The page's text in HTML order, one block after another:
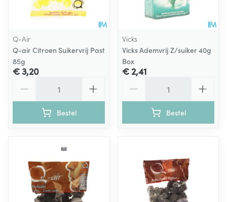
Q-Air
Q-air Citroen Suikervrij Past
85g
€ 3,20
Bestel
Vicks
Vicks Ademvrij Z/suiker 40g
Box
€ 2,41
Bestel